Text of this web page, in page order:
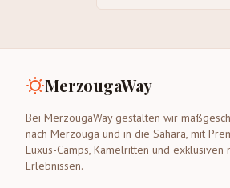
MerzougaWay
Bei MerzougaWay gestalten wir
nach Merzouga und in die Sahara, mit
Luxus-Camps, Kamelritten und exklusiven
Erlebnissen.